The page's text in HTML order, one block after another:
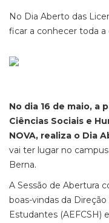
No Dia Aberto das
ficar a conhecer toda a
No dia 16 de maio, a
Ciências Sociais e
NOVA, realiza o Dia
vai ter lugar no
Berna.
A Sessão de Abertura
boas-vindas da
Estudantes (AEFCSH)